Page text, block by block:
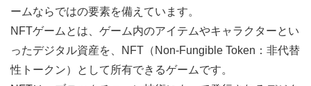
ームならではの要素を備えています。
NFTゲームとは、ゲーム内のアイテムやキャラクターとい
ったデジタル資産を、NFT（Non-Fungible Token：非代替
性トークン）として所有できるゲームです。